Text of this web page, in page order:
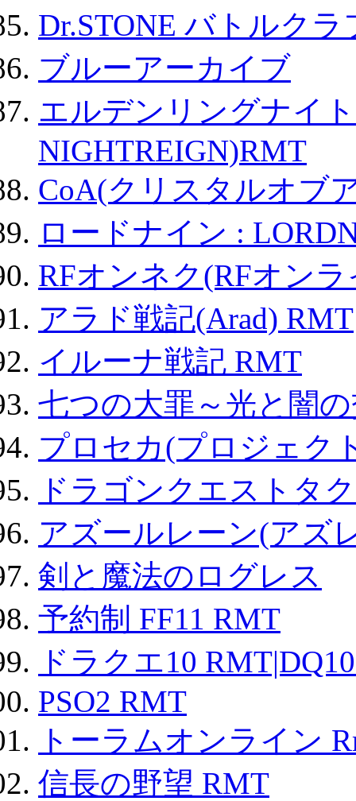
Dr.STONE バトルク
ブルーアーカイブ
エルデンリングナイ
NIGHTREIGN)RMT
CoA(クリスタルオブ
ロードナイン :
RFオンネク(RFオン
アラド戦記(Arad) RMT
イルーナ戦記 RMT
七つの大罪～光と闇
プロセカ(プロジェク
ドラゴンクエストタ
アズールレーン(アズ
剣と魔法のログレス
予約制 FF11 RMT
ドラクエ10
PSO2 RMT
トーラムオンライン
信長の野望 RMT